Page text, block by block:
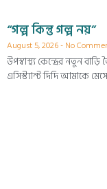
“গল্প কিন্তু গল্প নয়”
August 5, 2026 No
উপস্বাস্থ্য কেন্দ্রের নতুন বাড়ি
এসিস্ট্যান্ট দিদি আমাকে